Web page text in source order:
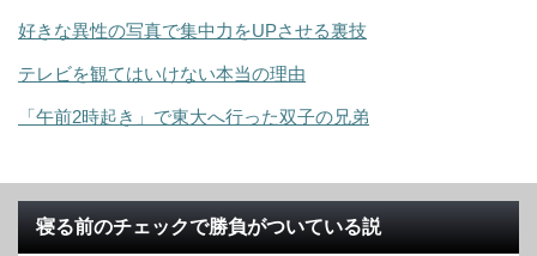
好きな異性の写真で集中力をUPさせる裏技
テレビを観てはいけない本当の理由
「午前2時起き」で東大へ行った双子の兄弟
寝る前のチェックで勝負がついている説